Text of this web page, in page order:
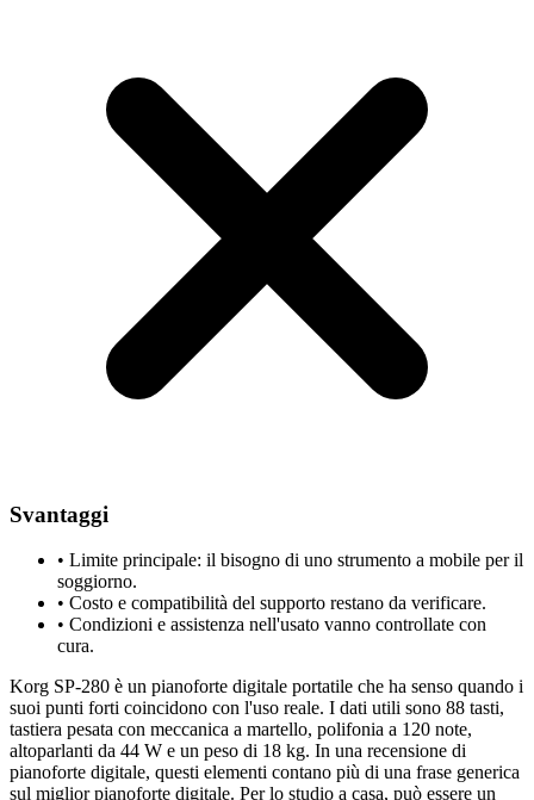
Svantaggi
• Limite principale: il bisogno di uno strumento a mobile per il
soggiorno.
• Costo e compatibilità del supporto restano da verificare.
• Condizioni e assistenza nell'usato vanno controllate con
cura.
Korg SP-280 è un pianoforte digitale portatile che ha senso quando i
suoi punti forti coincidono con l'uso reale. I dati utili sono 88 tasti,
tastiera pesata con meccanica a martello, polifonia a 120 note,
altoparlanti da 44 W e un peso di 18 kg. In una recensione di
pianoforte digitale, questi elementi contano più di una frase generica
sul miglior pianoforte digitale. Per lo studio a casa, può essere un